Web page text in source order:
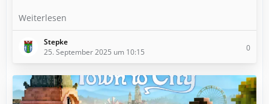
Weiterlesen
Stepke
25. September 2025 um 10:15
0